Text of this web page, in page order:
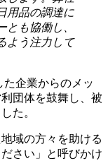
用品の調達に
も協働し、
よう注力して
企業からのメッ
団体を鼓舞し、被
た。
域の方々を助ける
さい」と呼びかけ